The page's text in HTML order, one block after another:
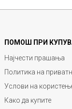
ПОМОШ ПРИ
Најчести прашања
Политика на
Услови на
Како да купите